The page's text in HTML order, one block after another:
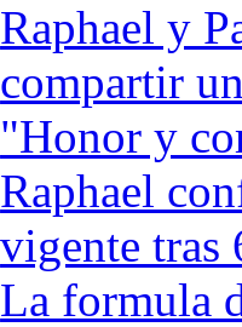
Raphael y
compartir
"Honor y
Raphael
vigente tras
La formula